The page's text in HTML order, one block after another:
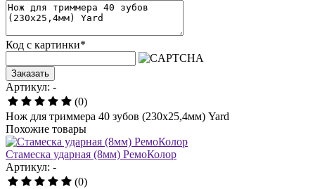
Код с картинки*
Заказать
Артикул: -
(0)
Нож для триммера 40 зубов (230х25,4мм) Yard
Похожие товары
Стамеска ударная (8мм) РемоКолор
Артикул: -
(0)